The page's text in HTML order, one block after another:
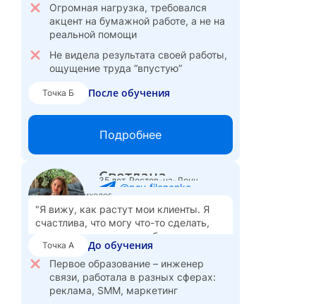
Огромная нагрузка, требовался
акцент на бумажной работе, а не на
реальной помощи
Не видела результата своей работы,
ощущение труда “впустую”
Точка Б После обучения
Специализируюсь на когнитивно-
поведенческой терапии
Мне нравится, что я совершенно
свободна – график под себя, есть
время на саморазвитие
Вижу хорошие перспективы
карьерного роста
Стоимость сессии:
5 000₽в центре,3 500₽онлайн,4 000₽
Подробнее
Светлана
35 лет, Ростов-на-Дону
@psy_filonenko
Семейный психолог
"Я вижу, как растут мои клиенты. Я
счастлива, что могу что-то сделать,
маленькую частичку доброты
принести в этот мир. Самое важное,
что наше общество становится более
здоровым, осознанным и счастлива
вносить свой вклад в это."
Точка А До обучения
Первое образование – инженер
связи, работала в разных сферах:
реклама, SMM, маркетинг